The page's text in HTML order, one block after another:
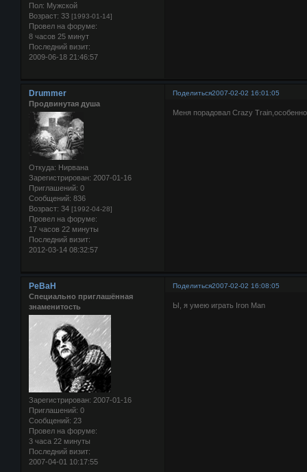
Пол: Мужской
Возраст: 33 [1993-01-14]
Провел на форуме:
8 часов 25 минут
Последний визит:
2009-06-18 21:46:57
Поделиться2007-02-02 16:01:05
Drummer
Продвинутая душа
Откуда: Нирвана
Зарегистрирован: 2007-01-16
Приглашений: 0
Сообщений: 836
Возраст: 34 [1992-04-28]
Провел на форуме:
17 часов 22 минуты
Последний визит:
2012-03-14 08:32:57
Меня порадовал Crazy
Поделиться2007-02-02 16:08:05
PeBaH
Специально приглашённая
знаменитость
Зарегистрирован: 2007-01-16
Приглашений: 0
Сообщений: 23
Провел на форуме:
3 часа 22 минуты
Последний визит:
2007-04-01 10:17:55
Ы, я умею играть Iron Man